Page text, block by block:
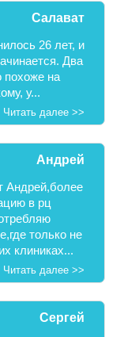
Салават
26 лет, и
Два
похоже на
у...
Читать далее >>
Андрей
Андрей,более
в рц
только не
клиниках...
Читать далее >>
Сергей